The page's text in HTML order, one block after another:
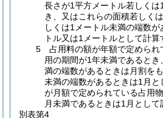
長さが1平方メートル若しくは
き、又はこれらの面積若しく
しくは1メートル未満の端数
トル又は1メートルとして計算
5 占用料の額が年額で定められ
用の期間が1年未満であると
満の端数があるときは月割を
未満の端数があるときは1月
が月額で定められている占用
月未満であるときは1月として
別表第4